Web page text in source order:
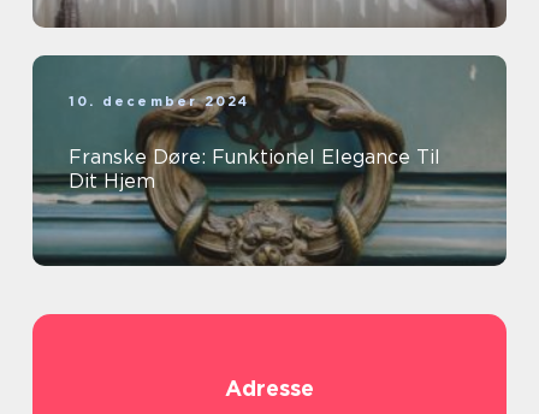
10. december 2024
Franske Døre: Funktionel Elegance Til
Dit Hjem
Adresse